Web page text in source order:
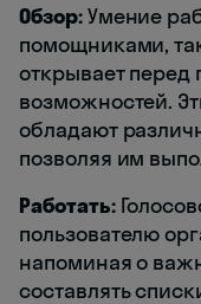
Обзор:Умение
помощниками,
открывает перед
возможностей.
обладают
позволяя им
Работать:
пользователю
напоминая о
составлять